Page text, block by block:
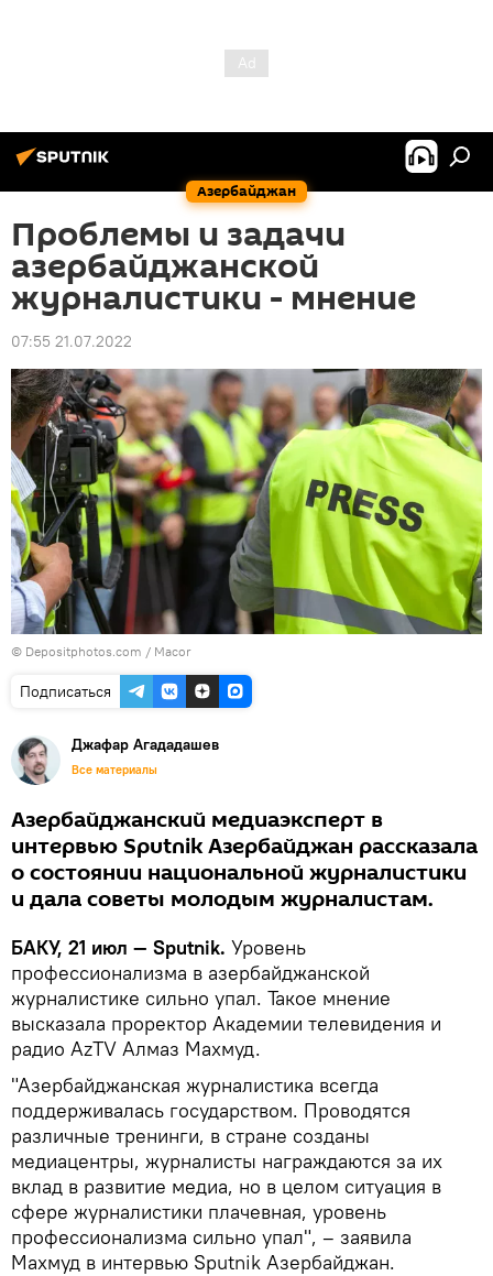
Азербайджан
Проблемы и задачи
азербайджанской
журналистики - мнение
07:55 21.07.2022
© Depositphotos.com / Macor
Подписаться
Джафар Агададашев
Все материалы
Азербайджанский медиаэксперт в
интервью Sputnik Азербайджан рассказала
о состоянии национальной журналистики
и дала советы молодым журналистам.
БАКУ, 21 июл — Sputnik. Уровень
профессионализма в азербайджанской
журналистике сильно упал. Такое мнение
высказала проректор Академии телевидения и
радио AzTV Алмаз Махмуд.
"Азербайджанская журналистика всегда
поддерживалась государством. Проводятся
различные тренинги, в стране созданы
медиацентры, журналисты награждаются за их
вклад в развитие медиа, но в целом ситуация в
сфере журналистики плачевная, уровень
профессионализма сильно упал", – заявила
Махмуд в интервью Sputnik Азербайджан.